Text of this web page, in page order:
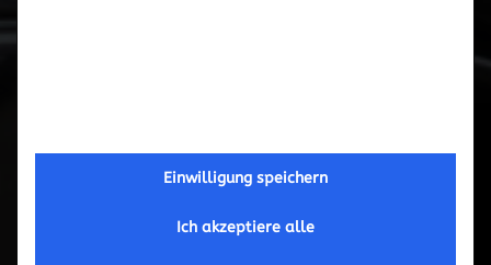
- auf Technik 993 Turbo / RS / 4S
Info: Nur für Motorsport geeignet !
Einwilligung speichern
Ich akzeptiere alle